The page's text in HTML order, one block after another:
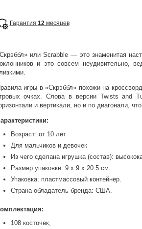
Гарантия 12 месяцев
или Scrabble — это знаменитая
и это совсем неудивительно,
игры в «Скрэббл» похожи на
очках. Слова в версии Twists and
и вертикали, но и по диагонали,
Возраст: от 10 лет
Для мальчиков и девочек
Из чего сделана игрушка (состав):
Размер упаковки: 9 х 9 х 20.5 см.
Упаковка: пластмассовый контейнер.
Страна обладатель бренда: США.
108 косточек,